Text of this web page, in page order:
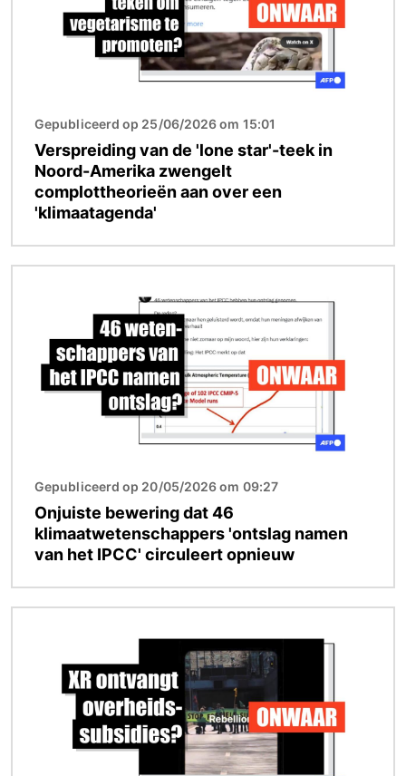
Gepubliceerd op 25/06/2026 om 15:01
Verspreiding van de 'lone star'-teek in
Noord-Amerika zwengelt
complottheorieën aan over een
'klimaatagenda'
Gepubliceerd op 20/05/2026 om 09:27
Onjuiste bewering dat 46
klimaatwetenschappers 'ontslag namen
van het IPCC' circuleert opnieuw